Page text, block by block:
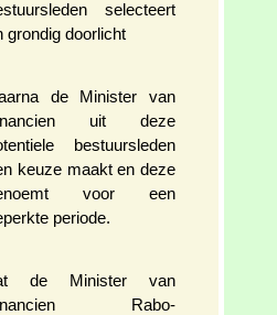
selecteert
grondig doorlicht
de Minister van
uit deze
bestuursleden
keuze maakt en deze
voor een
periode.
de Minister van
Rabo-